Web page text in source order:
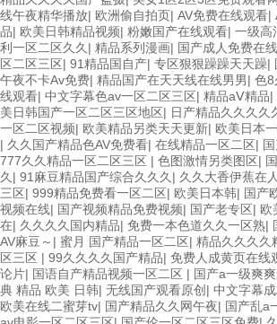
线午夜精华播放| 欧洲偷自拍页| AV免费在线观看|
品| 欧美日韩精品视频| 粉嫩国产在线观看| 一级高
利一区二区久久| 精品系列漫画| 国产成人免费在
区二区三区| 91精品国自产| 专区狠狠躁躁天天躁|
午夜不卡Av免费| 精品国产在天天线在线男男| 色8
线观看| 中文字幕色av一区二区三区| 精品aⅤ精品|
美日韩国产一区二区三区地区| 日产精品久久久久
一区二区视频| 欧美精品另类天天更新| 欧美日本
| 久久国产精品色AV免费看| 在线精品一区二区|
777久久精品一区二区三区 | 色图激情另类图区|
久| 91麻豆精品国产综合久久久| 久久大香伊蕉在
三区| 999精品免费看一区二区| 欧美日本韩| 国产
视频在线| 国产视频精品免费视频| 国产老专区| 欧
在| 久久久久国内精品| 免费一本色道久久一区熟|
AV麻豆～ | 蜜月 国产精品一区二区| 精品久久久久
区三区 | 99久久久久国产精品| 免费人成黄页在线
论片| 国语自产精品视频一区二区 | 国产a一级爽
典 精品 欧美 日韩| 无线国产观看原创 | 中文字幕
欧美在线二蜜芽tv| 国产精品久久网午夜| 国产乱a